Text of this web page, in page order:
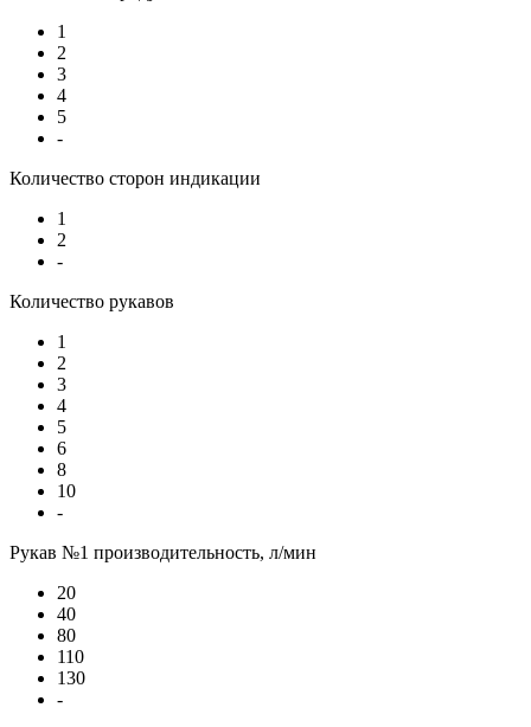
1
2
3
4
5
-
Количество сторон индикации
1
2
-
Количество рукавов
1
2
3
4
5
6
8
10
-
Рукав №1 производительность, л/мин
20
40
80
110
130
-